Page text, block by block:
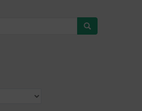
cookies te